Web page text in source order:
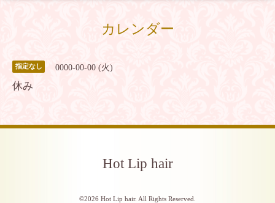
カレンダー
指定なし 0000-00-00 (火)
休み
Hot Lip hair
©2026 Hot Lip hair. All Rights Reserved.